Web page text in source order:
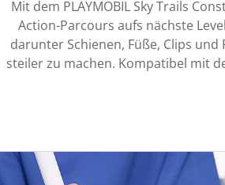
Mit dem PLAYMOBIL Sky Trails
Action-Parcours aufs nächste
darunter Schienen, Füße, Clips
steiler zu machen. Kompatibel mit